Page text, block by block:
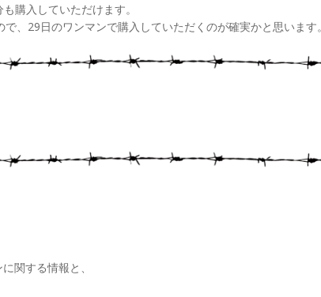
購入していただけます。
、29日のワンマンで購入していただくのが確実かと思います。
関する情報と、